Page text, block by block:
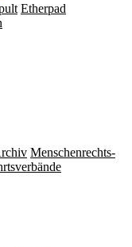
Etherpad
Men­schen­rechts­